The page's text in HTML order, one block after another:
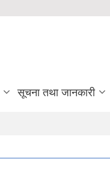
सूचना तथा जानकारी